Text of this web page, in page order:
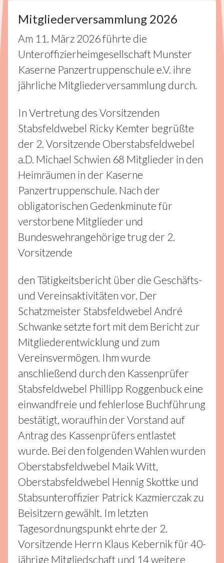
13
MÄRZ
2026
Mitgliederversammlung 2026
Am 11. März 2026 führte die
Unteroffizierheimgesellschaft Munster
Kaserne Panzertruppenschule e.V. ihre
jährliche Mitgliederversammlung durch.
In Vertretung des Vorsitzenden
Stabsfeldwebel Ricky Kemter begrüßte
der 2. Vorsitzende Oberstabsfeldwebel
a.D. Michael Schwien 68 Mitglieder in den
Heimräumen in der Kaserne
Panzertruppenschule. Nach der
obligatorischen Gedenkminute für
verstorbene Mitglieder und
Bundeswehrangehörige trug der 2.
Vorsitzende
den Tätigkeitsbericht über die Geschäfts-
und Vereinsaktivitäten vor. Der
Schatzmeister Stabsfeldwebel André
Schwanke setzte fort mit dem Bericht zur
Mitgliederentwicklung und zum
Vereinsvermögen. Ihm wurde
anschließend durch den Kassenprüfer
Stabsfeldwebel Phillipp Roggenbuck eine
einwandfreie und fehlerlose Buchführung
bestätigt, woraufhin der Vorstand auf
Antrag des Kassenprüfers entlastet
wurde. Bei den folgenden Wahlen wurden
Oberstabsfeldwebel Maik Witt,
Oberstabsfeldwebel Hennig Skottke und
Stabsunteroffizier Patrick Kazmierczak zu
Beisitzern gewählt. Im letzten
Tagesordnungspunkt ehrte der 2.
Vorsitzende Herrn Klaus Kebernik für 40-
jährige Mitgliedschaft und 14 weitere